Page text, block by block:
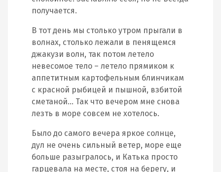
получается.
В тот день мы столько утром прыгали в
волнах, столько лежали в пенящемся
джакузи волн, так потом летело
невесомое тело – летело прямиком к
аппетитным картофельным блинчикам
с красной рыбицей и пышной, взбитой
сметаной… Так что вечером мне снова
лезть в море совсем не хотелось.
Было до самого вечера яркое солнце,
дул не очень сильный ветер, море еще
больше разыгралось, и Катька просто
гарцевала на месте, стоя на берегу, и